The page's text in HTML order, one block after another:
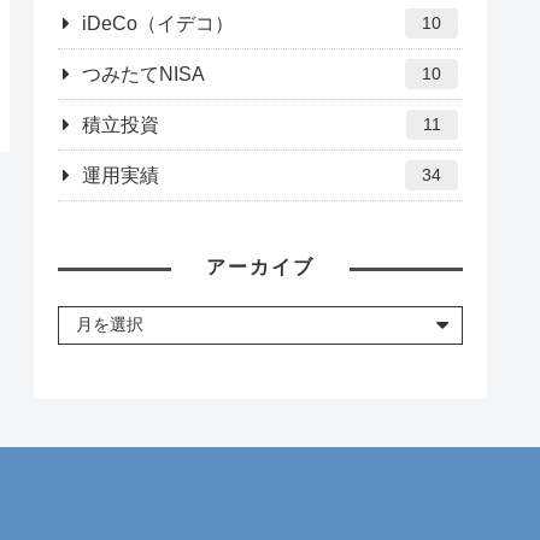
iDeCo（イデコ） 10
つみたてNISA 10
積立投資 11
運用実績 34
アーカイブ